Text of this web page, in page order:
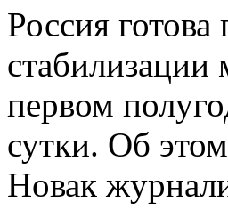
Россия
первом
сутки. Об
Новак